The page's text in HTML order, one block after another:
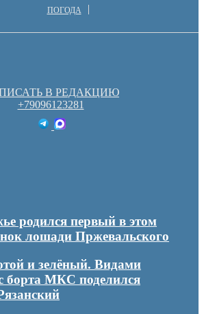
ПОГОДА
В РЕДАКЦИЮ
+79096123281
родился первый в этом
лошади Пржевальского
и зелёный. Видами
борта МКС поделился